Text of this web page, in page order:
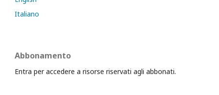
Italiano
Abbonamento
Entra per accedere a risorse riservati agli abbonati.